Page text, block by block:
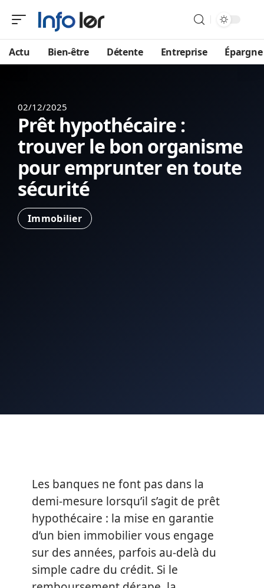
Actu Bien-être Détente Entreprise Épargne
02/12/2025
Prêt hypothécaire :
trouver le bon organisme
pour emprunter en toute
sécurité
Immobilier
Les banques ne font pas dans la
demi-mesure lorsqu’il s’agit de prêt
hypothécaire : la mise en garantie
d’un bien immobilier vous engage
sur des années, parfois au-delà du
simple cadre du crédit. Si le